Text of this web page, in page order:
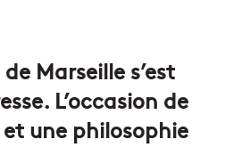
Marseille s’est
L’occasion de
une philosophie